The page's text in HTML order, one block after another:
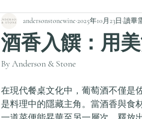
酒香入饌：用
andersonstonewine 2025年10月23日 讀畢
By Anderson & Stone
在現代餐桌文化中，葡萄酒不僅是
是料理中的隱藏主角。當酒香與食